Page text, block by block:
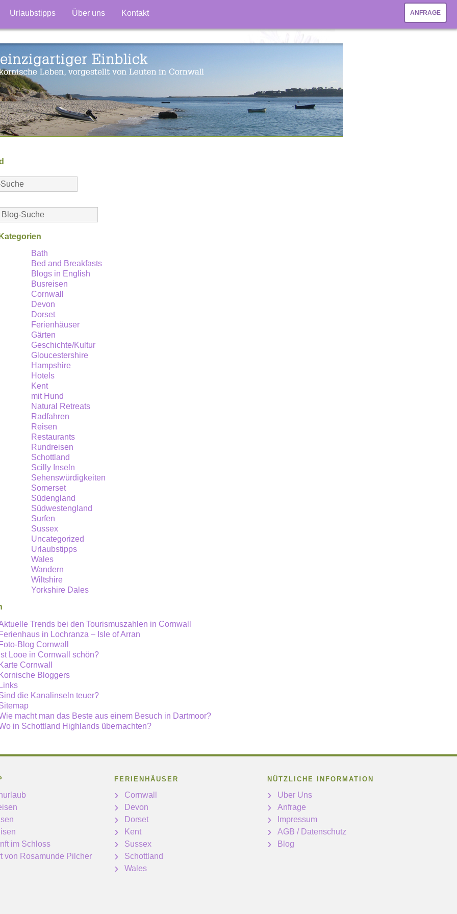
ANFRAGE
Urlaubstipps Über uns Kontakt
Kategorien
Bath
Bed and Breakfasts
Blogs in English
Busreisen
Cornwall
Devon
Dorset
Ferienhäuser
Gärten
Geschichte/Kultur
Gloucestershire
Hampshire
Hotels
Kent
mit Hund
Natural Retreats
Radfahren
Reisen
Restaurants
Rundreisen
Schottland
Scilly Inseln
Sehenswürdigkeiten
Somerset
Südengland
Südwestengland
Surfen
Sussex
Uncategorized
Urlaubstipps
Wales
Wandern
Wiltshire
Yorkshire Dales
Trends bei den Tourismuszahlen in Cornwall
Ferienhaus in Lochranza – Isle of Arran
Foto-Blog Cornwall
Ist Looe in Cornwall schön?
Karte Cornwall
Kornische Bloggers
Links
die Kanalinseln teuer?
macht man das Beste aus einem Besuch in Dartmoor?
in Schottland Highlands übernachten?
im Schloss
von Rosamunde Pilcher
FERIENHÄUSER
Cornwall
Devon
Dorset
Kent
Sussex
Schottland
Wales
NÜTZLICHE INFORMATION
Uber Uns
Anfrage
Impressum
AGB / Datenschutz
Blog